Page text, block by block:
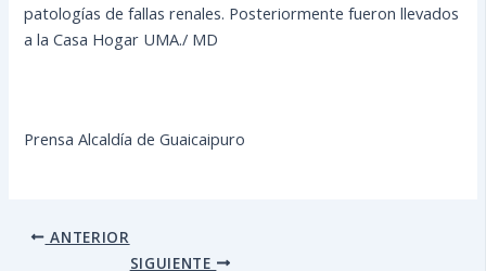
patologías de fallas renales. Posteriormente fueron llevados
a la Casa Hogar UMA./ MD
Prensa Alcaldía de Guaicaipuro
ANTERIOR
SIGUIENTE